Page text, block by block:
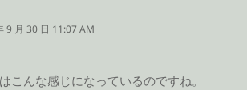
:9 月 30 日 11:07 AM
こんな感じになっているのですね。